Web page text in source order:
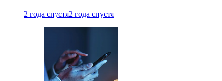
2 года спустя2 года спустя